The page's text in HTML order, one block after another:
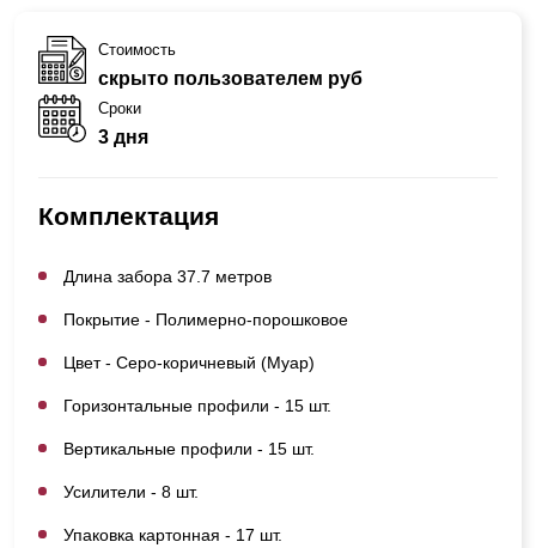
Стоимость
скрыто пользователем руб
Сроки
3 дня
Комплектация
Длина забора 37.7 метров
Покрытие - Полимерно-порошковое
Цвет - Серо-коричневый (Муар)
Горизонтальные профили - 15 шт.
Вертикальные профили - 15 шт.
Усилители - 8 шт.
Упаковка картонная - 17 шт.